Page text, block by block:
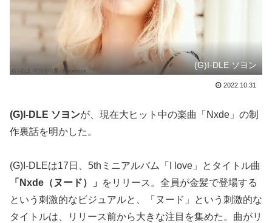
(G)I-DLE ソヨン
2022.10.31
(G)I-DLE ソヨンが、現在大ヒット中の楽曲「Nxde」の制
作裏話を明かした。
(G)I-DLEは17日、5thミニアルバム「I love」とタイトル曲
「Nxde（ヌード）」
をリリース。全員が金髪で登場する
という刺激的なビジュアルと、「ヌード」という刺激的な
タイトルは、リリース前から大きな注目を集めた。曲がリ